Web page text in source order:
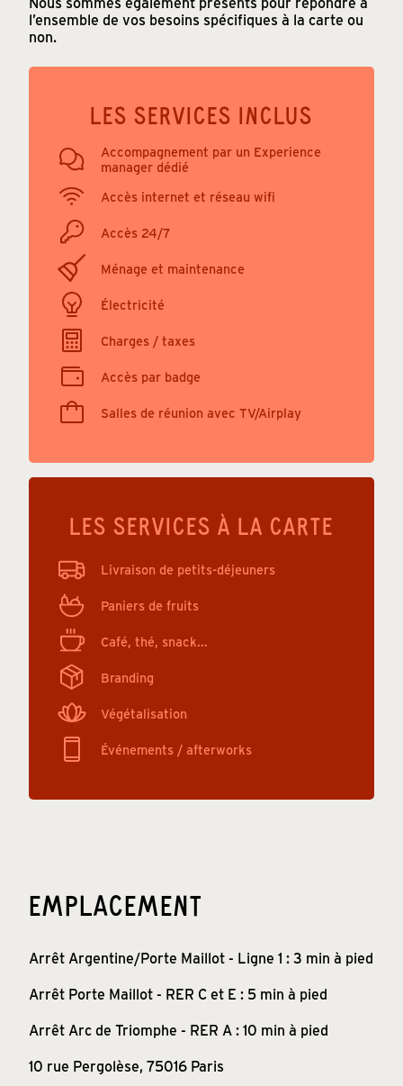
l’ensemble de vos besoins spécifiques à la carte ou
non.
LES SERVICES INCLUS
Accompagnement par un Experience
manager dédié
Accès internet et réseau wifi
Accès 24/7
Ménage et maintenance
Électricité
Charges / taxes
Accès par badge
Salles de réunion avec TV/Airplay
LES SERVICES À LA CARTE
Livraison de petits-déjeuners
Paniers de fruits
Café, thé, snack...
Branding
Végétalisation
Événements / afterworks
EMPLACEMENT
Arrêt Argentine/Porte Maillot - Ligne 1 : 3 min à pied
Arrêt Porte Maillot - RER C et E : 5 min à pied
Arrêt Arc de Triomphe - RER A : 10 min à pied
10 rue Pergolèse, 75016 Paris